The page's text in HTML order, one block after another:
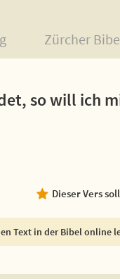
Zürcher
so will ich
Dieser Vers
Text in der Bibel online